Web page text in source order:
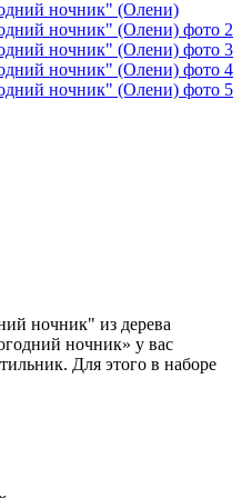
ночник" из дерева
ночник» у вас
Для этого в наборе